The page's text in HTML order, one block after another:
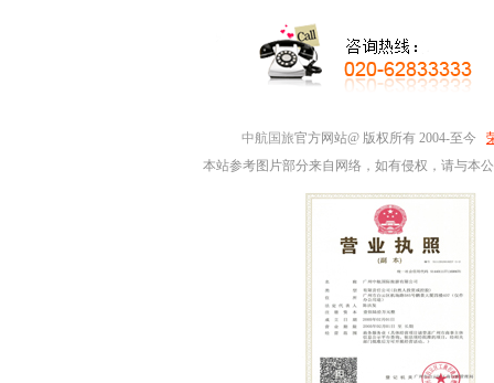
中航国旅官方网站@ 版权所有 2004-至今
本站参考图片部分来自网络，如有侵权，请与本